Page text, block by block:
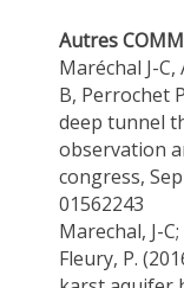
Autres
Maréchal J-
B, Perrochet
deep tunnel
observation
congress,
01562243
Marechal, J-
Fleury, P.